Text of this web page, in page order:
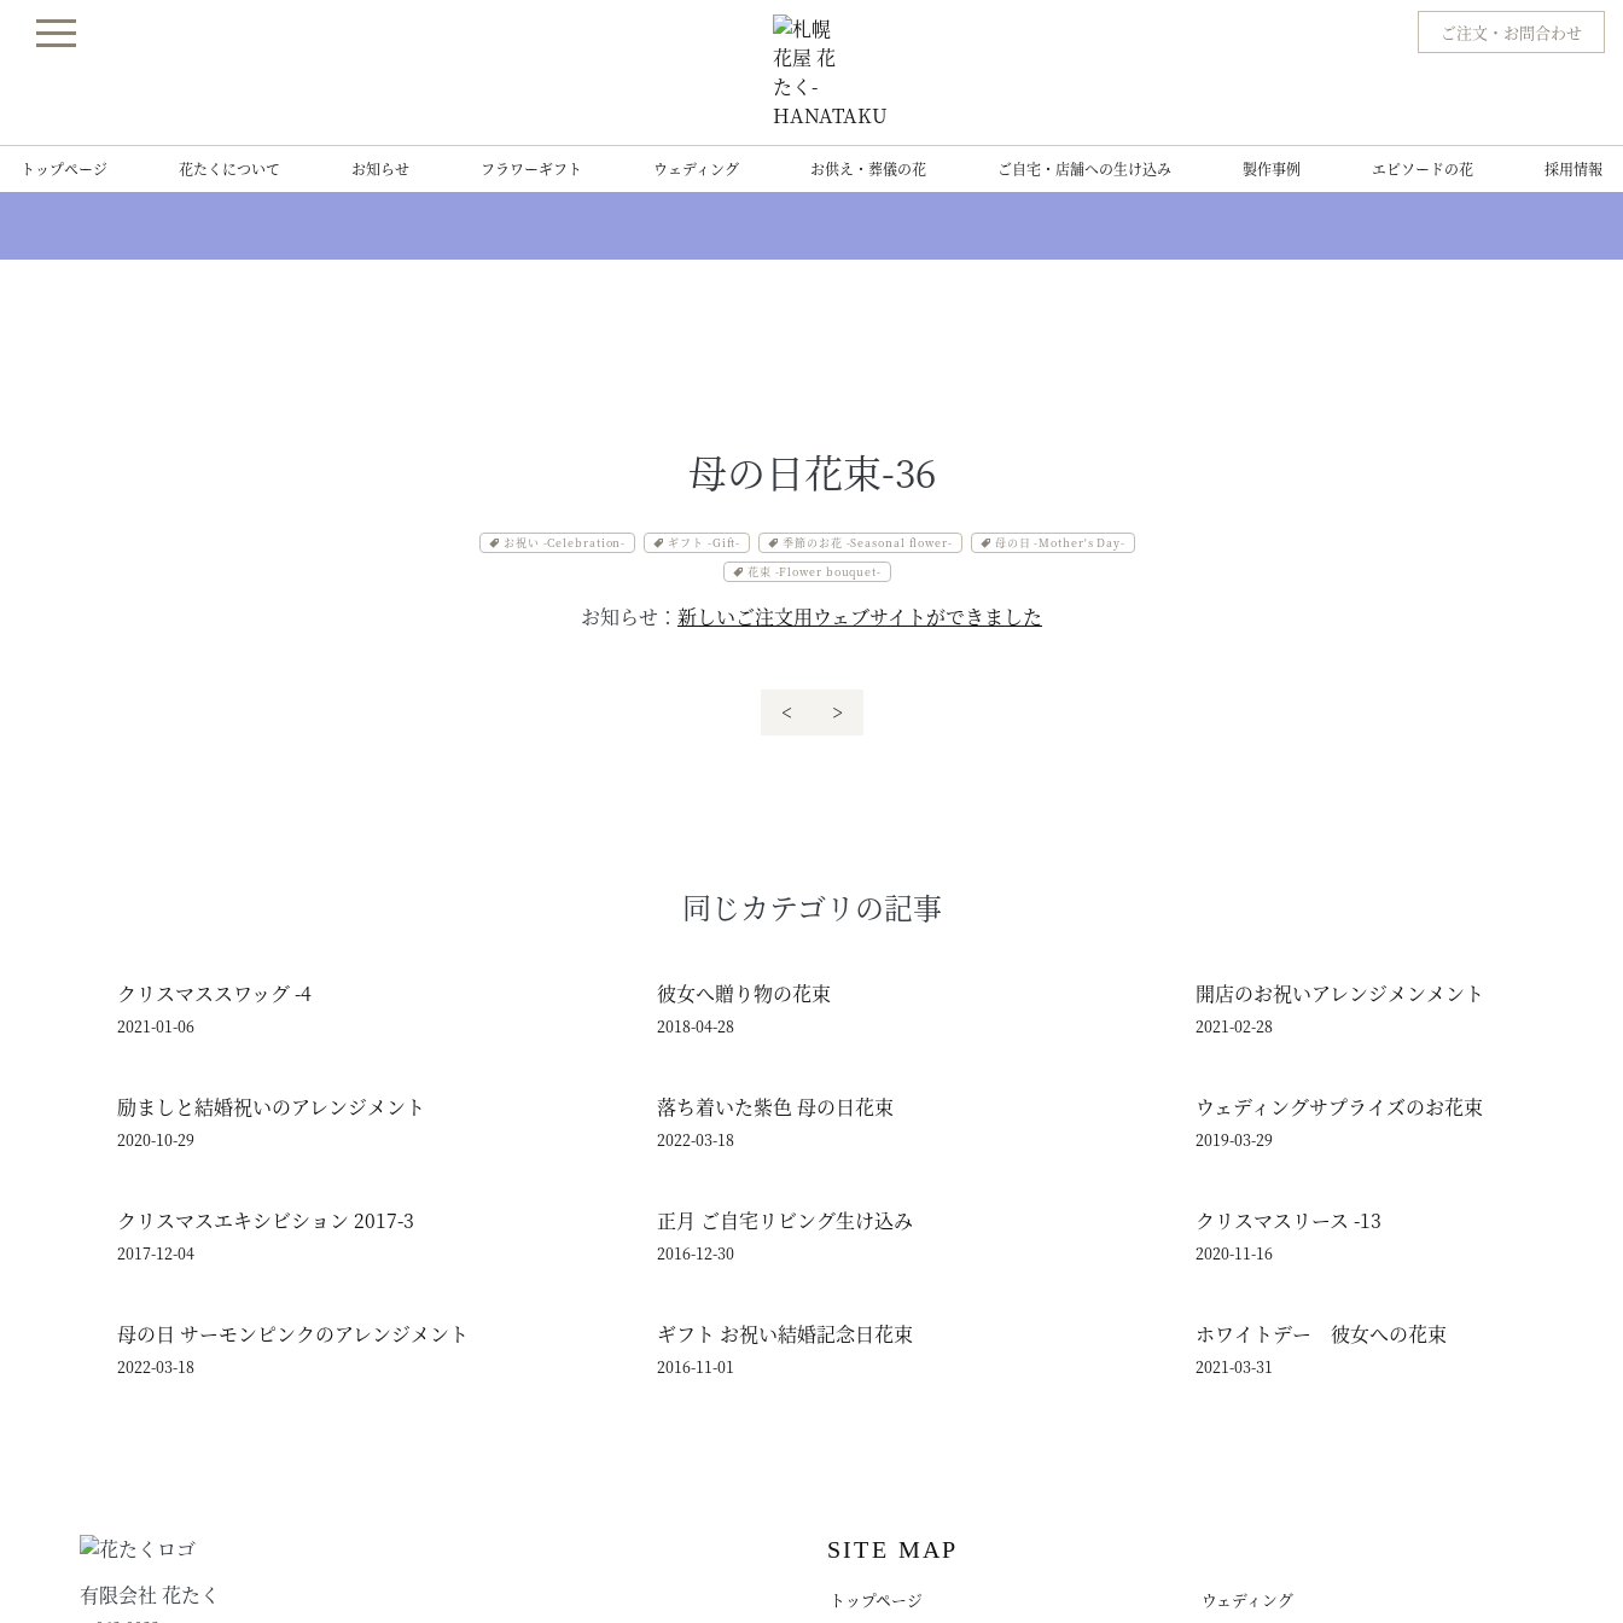
トップページ 花たくについて お知らせ フラワーギフト ウェディング お供え・葬儀の花 ご自宅・店舗への生け込み 製作事例 エピソードの花 採用情報
ご注文 ・ お問合わせ
母の日花束-36
お祝い -Celebration- ギフト -Gift- 季節のお花 -Seasonal flower-
母の日 -Mother's Day-
花束 -Flower bouquet-
お知らせ： 新しいご注文用ウェブサイトができました
< >
同じカテゴリの記事
クリスマススワッグ -4
2021-01-06
彼女へ贈り物の花束
2018-04-28
開店のお祝いアレンジメンメント
2021-02-28
励ましと結婚祝いのアレンジメント
2020-10-29
落ち着いた紫色 母の日花束
2022-03-18
ウェディングサプライズのお花束
2019-03-29
クリスマスエキシビション 2017-3
2017-12-04
正月 ご自宅リビング生け込み
2016-12-30
クリスマスリース -13
2020-11-16
母の日 サーモンピンクのアレンジメント
2022-03-18
ギフト お祝い結婚記念日花束
2016-11-01
ホワイトデー 彼女への花束
2021-03-31
SITE MAP
トップページ ウェディング
有限会社 花たく